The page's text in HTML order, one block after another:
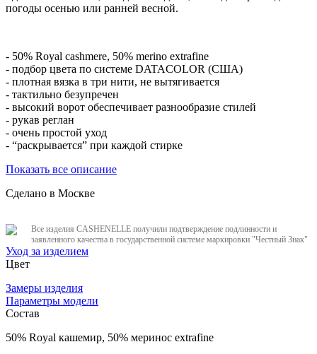
погоды осенью или ранней весной.
- 50% Royal cashmere, 50% merino extrafine
- подбор цвета по системе DATACOLOR (США)
- плотная вязка в три нити, не вытягивается
- тактильно безупречен
- высокий ворот обеспечивает разнообразие стилей
- рукав реглан
- очень простой уход
- “раскрывается” при каждой стирке
Показать все описание
Сделано в Москве
Все изделия CASHENELLE получили подтверждение подлинности и
заявленного качества в государственной системе маркировки "Честный Знак"
Уход за изделием
Цвет
Замеры изделия
Параметры модели
Состав
50% Royal кашемир, 50% меринос extrafine